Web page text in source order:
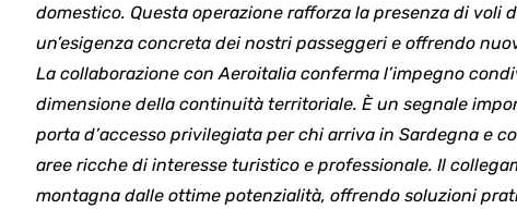
domestico. Questa operazione rafforza la presenza di
un’esigenza concreta dei nostri passeggeri e offrendo
La collaborazione con Aeroitalia conferma l’impegno
dimensione della continuità territoriale. È un segnale
porta d’accesso privilegiata per chi arriva in Sardegna e
aree ricche di interesse turistico e professionale. Il
montagna dalle ottime potenzialità, offrendo soluzioni